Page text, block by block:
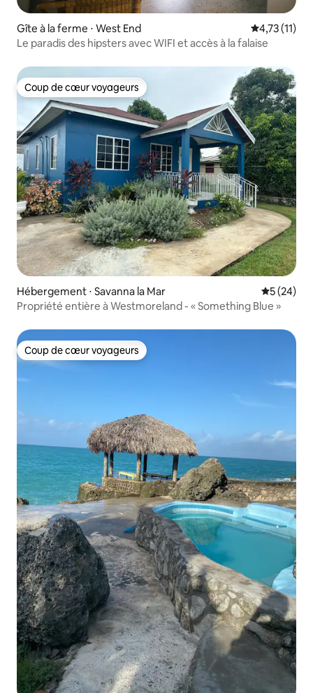
Gîte à la ferme ⋅ West End Évaluation
4,73 (11)
Le paradis des hipsters avec WIFI et accès à la falaise
Coup de cœur voyageurs
Coup de cœur voyageurs
Hébergement ⋅ Savanna la Mar
5 (24)
Propriété entière à Westmoreland - « Something Blue »
Coup de cœur voyageurs
Coup de cœur voyageurs